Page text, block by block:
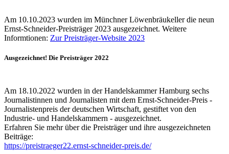
Am 10.10.2023 wurden im Münchner Löwenbräukeller die neun
Ernst-Schneider-Preisträger 2023 ausgezeichnet. Weitere
Informtionen: Zur Preisträger-Website 2023
Ausgezeichnet! Die Preisträger 2022
Am 18.10.2022 wurden in der Handelskammer Hamburg sechs
Journalistinnen und Journalisten mit dem Ernst-Schneider-Preis -
Journalistenpreis der deutschen Wirtschaft, gestiftet von den
Industrie- und Handelskammern - ausgezeichnet.
Erfahren Sie mehr über die Preisträger und ihre ausgezeichneten
Beiträge:
https://preistraeger22.ernst-schneider-preis.de/